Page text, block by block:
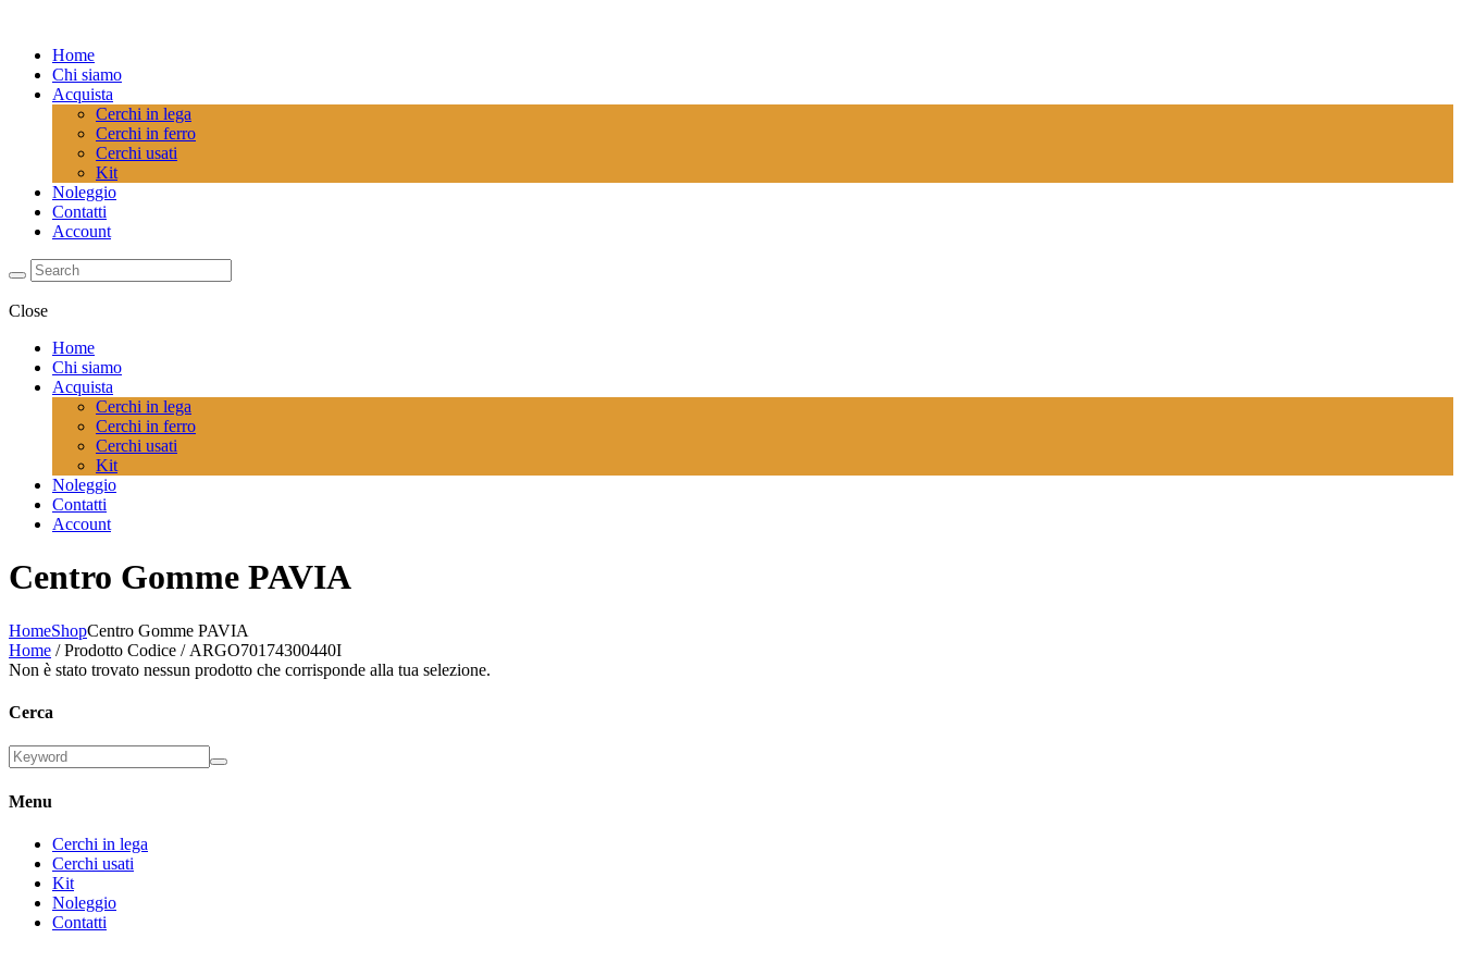
Home
Chi siamo
Acquista
Cerchi in lega
Cerchi in ferro
Cerchi usati
Kit
Noleggio
Contatti
Account
Close
Home
Chi siamo
Acquista
Cerchi in lega
Cerchi in ferro
Cerchi usati
Kit
Noleggio
Contatti
Account
Centro Gomme PAVIA
HomeShopCentro Gomme PAVIA
Home / Prodotto Codice / ARGO70174300440I
Non è stato trovato nessun prodotto che corrisponde alla tua selezione.
Cerca
Menu
Cerchi in lega
Cerchi usati
Kit
Noleggio
Contatti